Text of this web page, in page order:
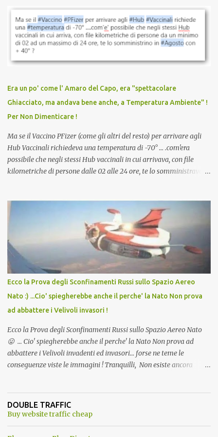
vaccinazione. Non avevamo mai sentito parlare di ricompense,
sconti, incentivi per vaccinarsi. Non avevamo mai visto
discriminazioni per coloro che non l’hanno fatto. Se non sei stato
vaccinato, nessuno aveva prima cercato di farti sentire una
persona cattiva. Non avevamo mai visto un vaccino che minacci le
vaccino usato per minacciare i mezzi di sussistenza, il lavoro o la
scuola. Non avevamo mai visto un vaccino che permettesse a un
dodicenne di ignorare il consenso dei genitori. Dopo tutti i vaccini
che abbiamo elencato sopra...
Era un po' come l' Amaro del Capo, era "spettacolare
Ghiacciato, ma andava bene anche, a Temperatura Ambiente" !
Per Non Dimenticare !
Ma se il Vaccino PFizer (come gli altri del resto) per arrivare agli
Hub Vaccinali richiedeva una temperatura di -70° ... .com'era
possibile che negli stessi Hub vaccinali in cui arrivava, con file
kilometriche di persone dalle 02 alle 24 ore, te lo somministravano
Vaccino come: l' Amaro del Capo, era "spettacolare Ghiacciato, ma
andava bene anche, a Temperatura Ambiente"! Riproponiamo
l'articolo per NON Dimenticare!
Ecco la Prova degli Sconfinamenti Russi sullo Spazio Aereo
Nato :) ...Cio' spiegherebbe anche il perche' la Nato Non prova
ad abbattere i Velivoli invasori !
Ecco la Prova degli Sconfinamenti Russi sullo Spazio Aereo Nato
😛 ... Cio' spiegherebbe anche il perche' la Nato Non prova ad
abbattere i Velivoli invadenti ed invasori... forse ne teme le
conseguenze viste le immagini ! Tranquilli, Non esiste ancora
ancora una fantasia Nato o forse una "False Flag", per provocare
una guerra mondiale che difficilmente da menti sane, potrebbe
DOUBLE TRAFFIC
Buy website traffic cheap